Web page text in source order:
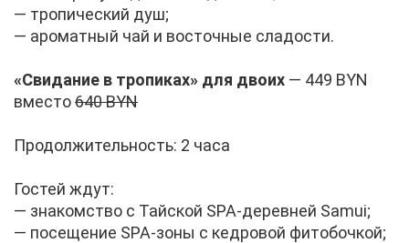
— тро­пи­че­ский душ;
— аро­мат­ный чай и во­сточ­ные сла­до­сти.
«Сви­да­ние в тро­пи­ках» для дво­их — 449 BYN
вме­сто640 BYN
Про­дол­жи­тель­ность: 2 ча­са
Го­стей ждут:
— зна­ком­ство с Тай­ской SPA-де­рев­ней Samui;
— по­се­ще­ние SPA-зо­ны с кед­ро­вой фи­то­боч­кой;